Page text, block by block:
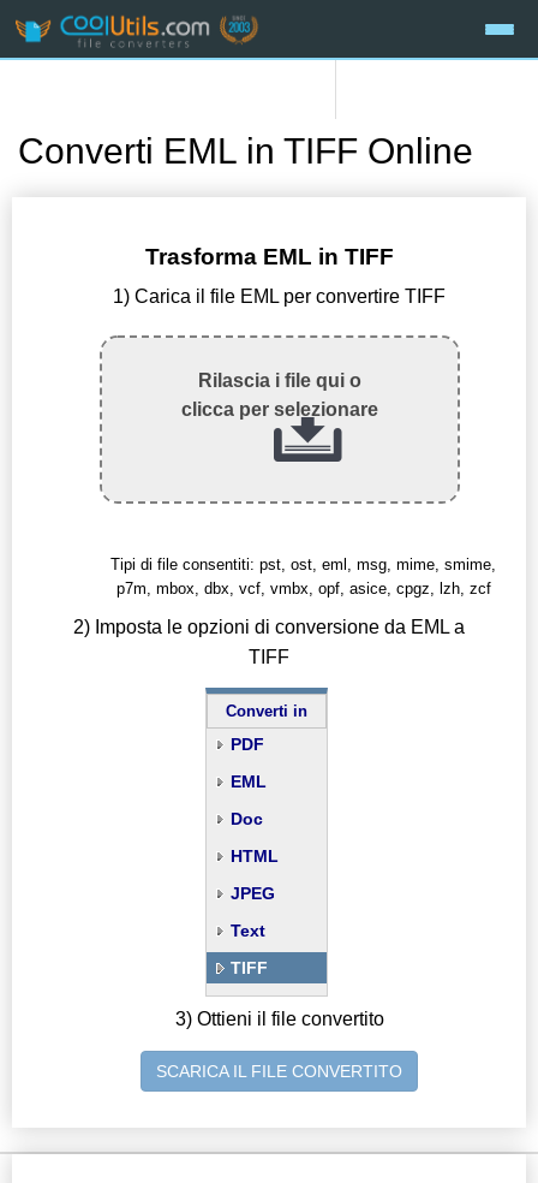
Converti EML in TIFF Online
Trasforma EML in TIFF
1) Carica il file EML per convertire TIFF
Rilascia i file qui o
clicca per selezionare
Tipi di file consentiti: pst, ost, eml, msg, mime, smime,
p7m, mbox, dbx, vcf, vmbx, opf, asice, cpgz, lzh, zcf
2) Imposta le opzioni di conversione da EML a
TIFF
Converti in
PDF
EML
Doc
HTML
JPEG
Text
TIFF
3) Ottieni il file convertito
SCARICA IL FILE CONVERTITO